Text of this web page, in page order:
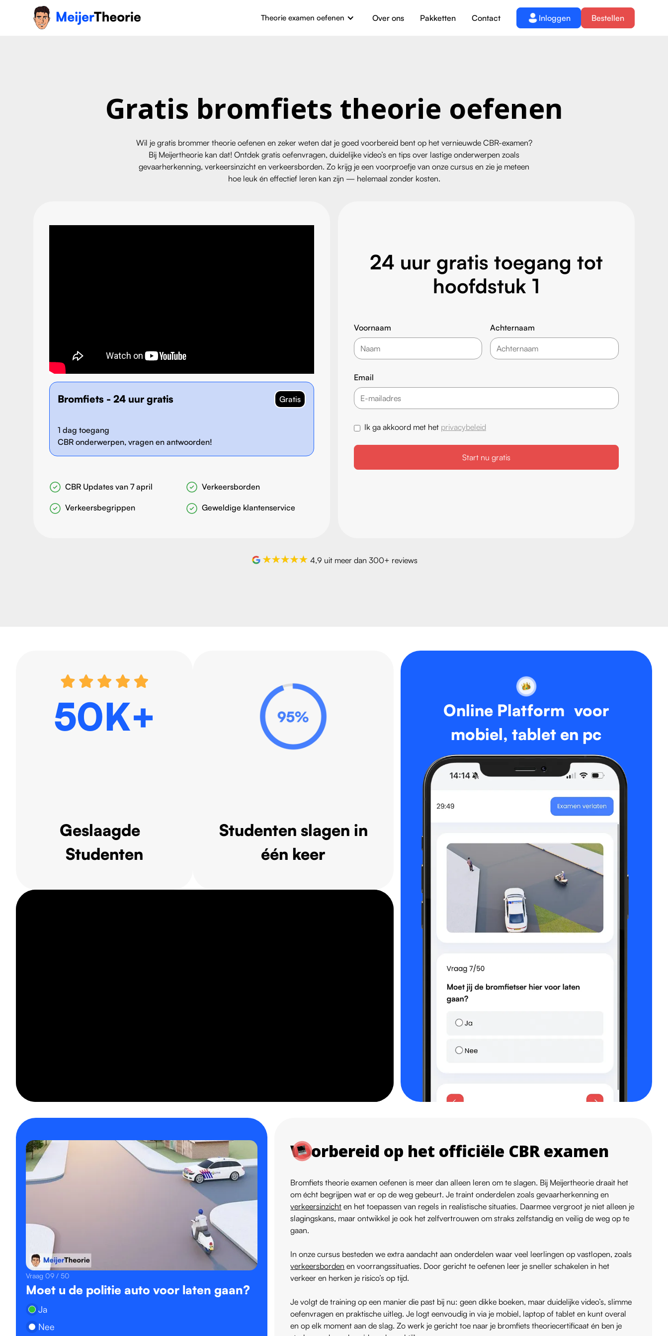
Theorie examen oefenen Over ons Pakketten Contact Inloggen Bestellen
Gratis bromfiets theorie oefenen
Wil je gratis brommer theorie oefenen en zeker weten dat je goed voorbereid bent op het vernieuwde CBR-examen?
Bij Meijertheorie kan dat! Ontdek gratis oefenvragen, duidelijke video’s en tips over lastige onderwerpen zoals
gevaarherkenning, verkeersinzicht en verkeersborden. Zo krijg je een voorproefje van onze cursus en zie je meteen
hoe leuk én effectief leren kan zijn — helemaal zonder kosten.
Bromfiets - 24 uur gratis Gratis
1 dag toegang
CBR onderwerpen, vragen en antwoorden!
CBR Updates van 7 april Verkeersborden
Verkeersbegrippen Geweldige klantenservice
24 uur gratis toegang tot
hoofdstuk 1
Voornaam Achternaam
Email
Ik ga akkoord met het privacybeleid
4,9 uit meer dan 300+ reviews
50K+
Geslaagde
Studenten
Studenten slagen in
één keer
Online Platform voor
mobiel, tablet en pc
Vraag 09 / 50
Moet u de politie auto voor laten gaan?
Ja
Nee
Voorbereid op het officiële CBR examen
Bromfiets theorie examen oefenen is meer dan alleen leren om te slagen. Bij Meijertheorie draait het
om écht begrijpen wat er op de weg gebeurt. Je traint onderdelen zoals gevaarherkenning en
verkeersinzicht en het toepassen van regels in realistische situaties. Daarmee vergroot je niet alleen je
slagingskans, maar ontwikkel je ook het zelfvertrouwen om straks zelfstandig en veilig de weg op te
gaan.
In onze cursus besteden we extra aandacht aan onderdelen waar veel leerlingen op vastlopen, zoals
verkeersborden en voorrangssituaties. Door gericht te oefenen leer je sneller schakelen in het
verkeer en herken je risico’s op tijd.
Je volgt de training op een manier die past bij nu: geen dikke boeken, maar duidelijke video’s, slimme
oefenvragen en praktische uitleg. Je logt eenvoudig in via je mobiel, laptop of tablet en kunt overal
en op elk moment aan de slag. Zo werk je gericht toe naar je bromfiets theoriecertificaat én ben je